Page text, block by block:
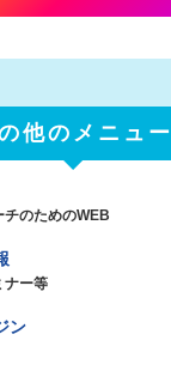
他のメニュー
のためのWEB
ナー等
ン